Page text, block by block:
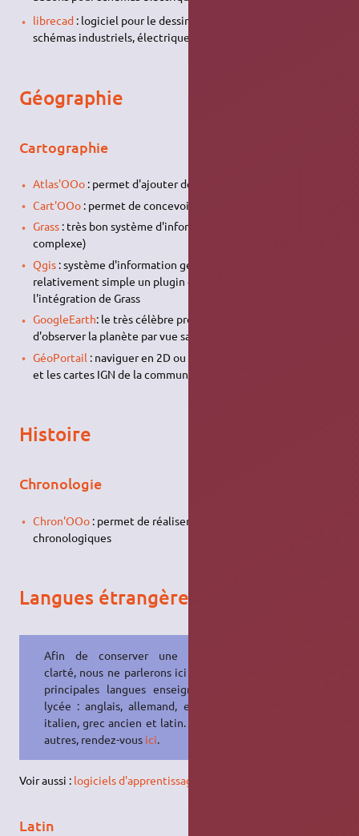
librecad: logiciel pour le dessin technique (
schémas industriels, électriques etc.
Géographie
Cartographie
Atlas'OOo: permet d'ajouter des cartes à LibreOffice
Cart'OOo: permet de concevoir des cartes
Grass: très bon système d'information géographique (un peu
complexe)
Qgis: système d'information géographique très complet et
relativement simple un plugin existe même pour
l'intégration de Grass
GoogleEarth: le très célèbre programme permettant
d'observer la planète par vue satellite ou aérienne.
GéoPortail : naviguer en 2D ou 3D sur les photos aériennes
et les cartes IGN de la commune ou du lieu de son choix.
Histoire
Chronologie
Chron'OOo: permet de réaliser de belles frises
chronologiques
Langues étrangères
Afin de conserver une certaine
clarté, nous ne parlerons ici que des
principales langues enseignées en
lycée : anglais, allemand, espagnol,
italien, grec ancien et latin. Pour les
autres, rendez-vous ici.
Voir aussi : logiciels d'apprentissage de langues
Latin